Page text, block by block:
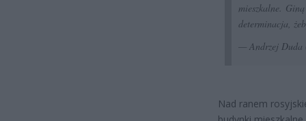
mieszkalne.
determinacja,
— Andrzej Duda
Nad ranem